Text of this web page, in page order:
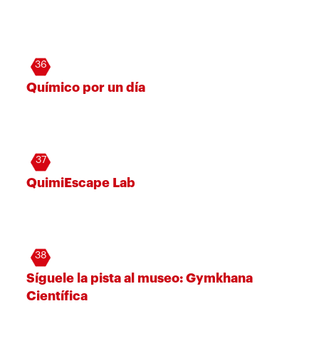
36
Químico por un día
37
QuimiEscape Lab
38
Síguele la pista al museo: Gymkhana
Científica